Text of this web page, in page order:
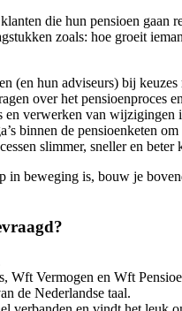
die hun pensioen gaan
zoals: hoe groeit
(en hun adviseurs) bij
over het pensioenproces
en verwerken van wijzigingen
binnen de pensioenketen
slimmer, sneller en beter
in beweging is, bouw je
Wft Vermogen en Wft
de Nederlandse taal.